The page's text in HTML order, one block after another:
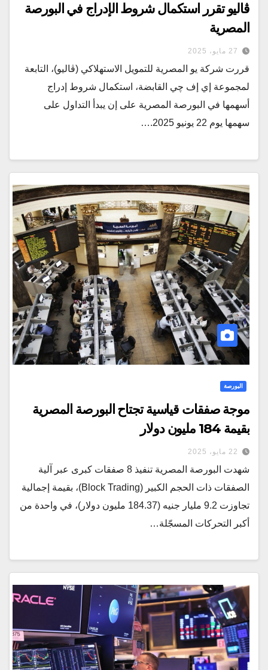
ڤاليو تقرر استكمال شروط الإدراج في البورصة
المصرية
27 مايو، 2025
قررت شركة يو المصرية للتمويل الاستهلاكي (ڤاليو)، التابعة
لمجموعة إي إف چي القابضة، استكمال شروط إدراج
أسهمها في البورصة المصرية على إن يبدأ التداول على
سهمها يوم 22 يونيو 2025.…
البورصة
موجة صفقات قياسية تجتاح البورصة المصرية
بقيمة 184 مليون دولار
22 مايو، 2025
شهدت البورصة المصرية تنفيذ 8 صفقات كبرى عبر آلية
الصفقات ذات الحجم الكبير (Block Trading)، بقيمة إجمالية
تجاوزت 9.2 مليار جنيه (184.37 مليون دولار)، في واحدة من
أكبر التحركات المسجّلة…